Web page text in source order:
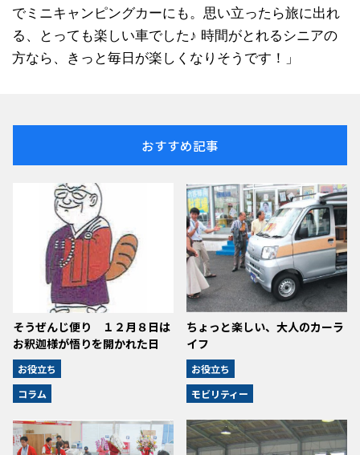
でミニキャンピングカーにも。思い立ったら旅に出れ
る、とっても楽しい車でした♪ 時間がとれるシニアの
方なら、きっと毎日が楽しくなりそうです！」
おすすめ記事
そうぜんじ便り １２月８日は
お釈迦様が悟りを開かれた日
お役立ち
コラム
ちょっと楽しい、大人のカーラ
イフ
お役立ち
モビリティー